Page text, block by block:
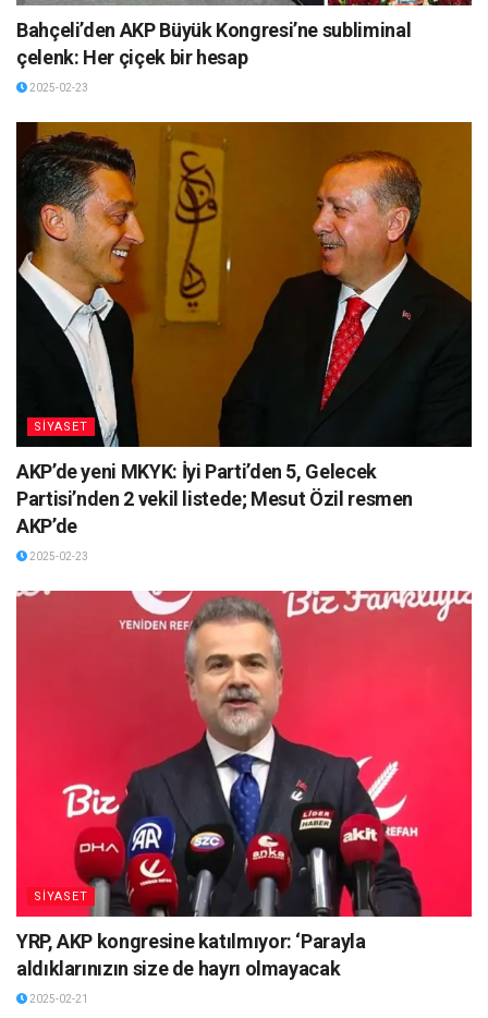
Bahçeli’den AKP Büyük Kongresi’ne subliminal
çelenk: Her çiçek bir hesap
2025-02-23
SİYASET
AKP’de yeni MKYK: İyi Parti’den 5, Gelecek
Partisi’nden 2 vekil listede; Mesut Özil resmen
AKP’de
2025-02-23
SİYASET
YRP, AKP kongresine katılmıyor: ‘Parayla
aldıklarınızın size de hayrı olmayacak
2025-02-21